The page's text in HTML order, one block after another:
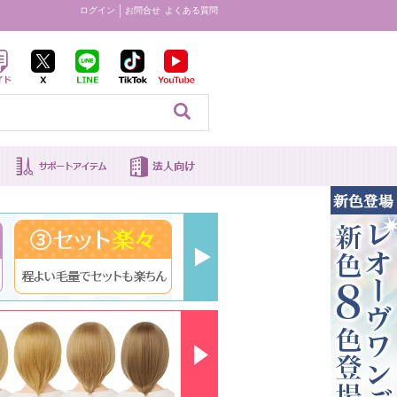
ログイン お問合せ よくある質問